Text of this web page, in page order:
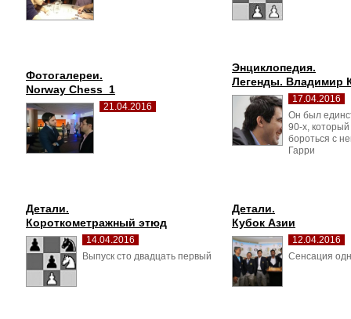
Фотогалереи.
Norway Chess_1
21.04.2016
Энциклопедия.
Легенды. Владимир
17.04.2016
Он был
90-х,
бороться с
Гарри
Детали.
Короткометражный этюд
14.04.2016
Выпуск сто двадцать первый
Детали.
Кубок Азии
12.04.2016
Сенсация